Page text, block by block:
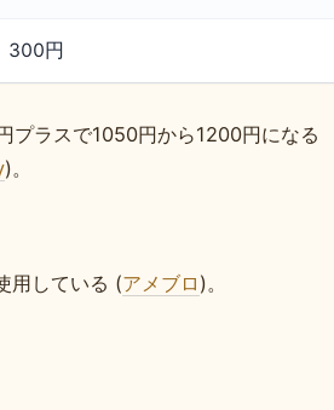
300円
プラスで1050円から1200円になる
)。
用している (アメブロ )。